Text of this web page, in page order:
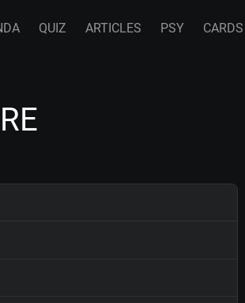
QUIZ ARTICLES PSY CARDS